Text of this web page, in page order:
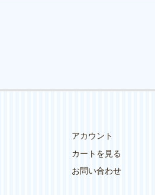
アカウント
カートを見る
お問い合わせ